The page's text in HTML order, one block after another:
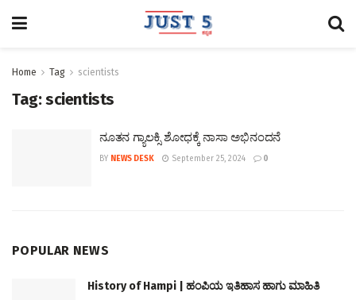
Home Tag scientists
Tag:scientists
ನೂತನ ಗ್ಯಾಲಕ್ಸಿ ಶೋಧಕ್ಕೆ ನಾಸಾ ಅಭಿನಂದನೆ
BY NEWS DESK September 25, 2024 0
POPULAR NEWS
History of Hampi | ಹಂಪಿಯ ಇತಿಹಾಸ ಹಾಗು ಮಾಹಿತಿ